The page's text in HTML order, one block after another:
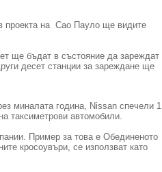
проекта на Сао Пауло ще видите
ще бъдат в състояние да зареждат
десет станции за зареждане ще
миналата година, Nissan спечели 1
таксиметрови автомобили.
Пример за това е Обединеното
кросоувъри, се използват като